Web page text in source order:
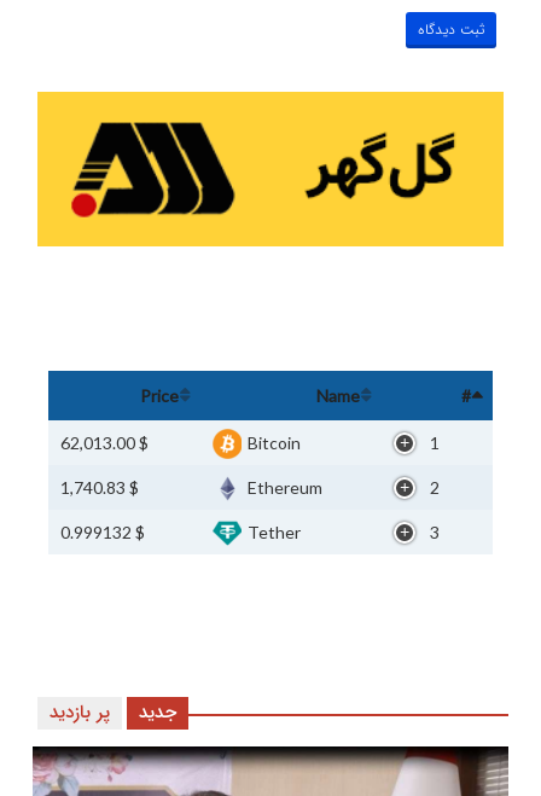
#
Name
Price
1
Bitcoin
$ 62,013.00
2
Ethereum
$ 1,740.83
3
Tether
$ 0.999132
پر بازدید جدید